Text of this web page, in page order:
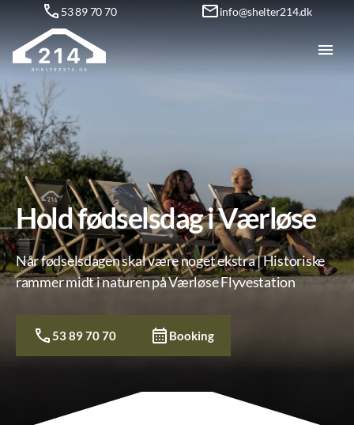
53 89 70 70 info@shelter214.dk
Hold fødselsdag i Værløse
Når fødselsdagen skal være noget ekstra | Historiske
rammer midt i naturen på Værløse Flyvestation
53 89 70 70 Booking